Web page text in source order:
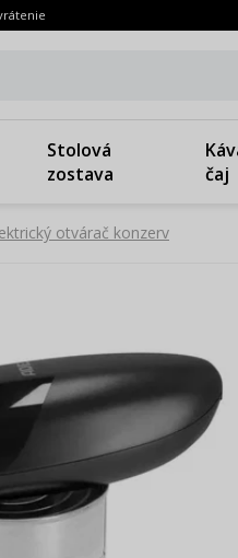
Stolová
zostava
čaj
otvárač konzerv